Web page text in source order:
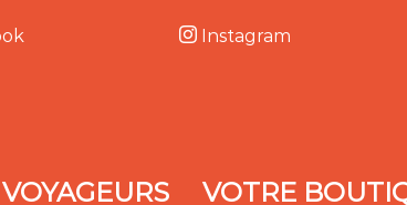
Instagram
VOTRE